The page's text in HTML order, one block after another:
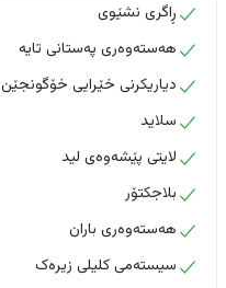
ڕاگری نشێوی
هەستەوەری پەستانی تایە
دیاریکرنی خێرایی خۆگونجێن
سلاید
لایتی پێشەوەی لید
بلاجکتۆر
هەستەوەری باران
سیستەمی کلیلی زیرەک